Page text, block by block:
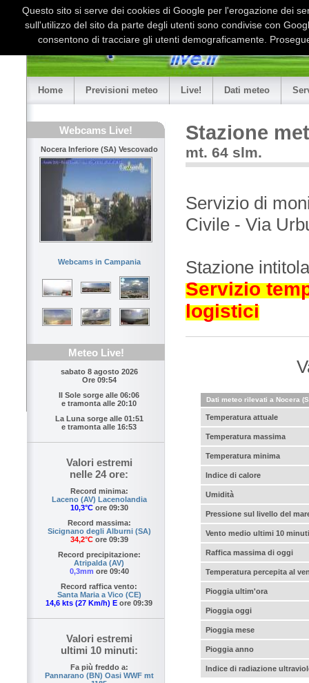
Home Previsioni meteo Live! Dati meteo
Webcams Live!
Nocera Inferiore (SA) Vescovado
Webcams in Campania
Meteo Live!
sabato 8 agosto 2026
Ore 09:54
Il Sole sorge alle 06:06
e tramonta alle 20:10
La Luna sorge alle 01:51
e tramonta alle 16:53
Valori estremi
nelle 24 ore:
Record minima:
Laceno (AV) Lacenolandia
10,3°Core 09:30
Record massima:
Sicignano degli Alburni (SA)
34,2°Core 09:39
Record precipitazione:
Atripalda (AV)
0,3mm ore 09:40
Record raffica vento:
Santa Maria a Vico (CE)
14,6 kts (27 Km/h) E ore 09:39
Valori estremi
ultimi 10 minuti:
Fa più freddo a:
Pannarano (BN) Oasi WWF mt
Stazione
mt. 64 slm.
Servizio di
Civile - Via
Stazione
Servizio
logistici
Dati meteo rilevati a Nocera
Temperatura attuale
Temperatura massima
Temperatura minima
Indice di calore
Umidità
Pressione sul livello del
Vento medio ultimi 10 minuti
Raffica massima di oggi
Temperatura percepita al
Pioggia ultim'ora
Pioggia oggi
Pioggia mese
Pioggia anno
Indice di radiazione
Questo sito si serve dei cookies di Google per l'erogazione dei
sull'utilizzo del sito da parte degli utenti sono condivise con
consentono di tracciare gli utenti demograficamente.